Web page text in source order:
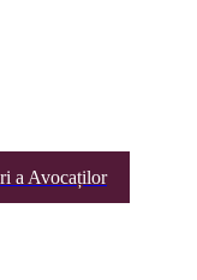
a Avocaților